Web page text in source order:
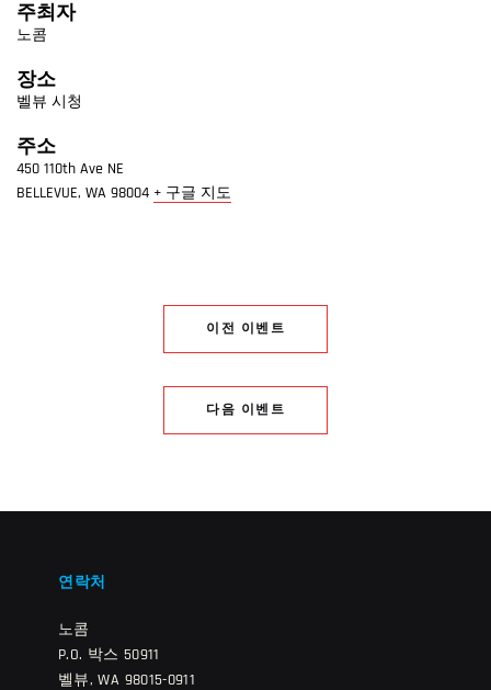
주최자
노콤
장소
벨뷰 시청
주소
450 110th Ave NE
BELLEVUE, WA 98004 + 구글 지도
이전 이벤트
다음 이벤트
연락처
노콤
P.O. 박스 50911
벨뷰, WA 98015-0911